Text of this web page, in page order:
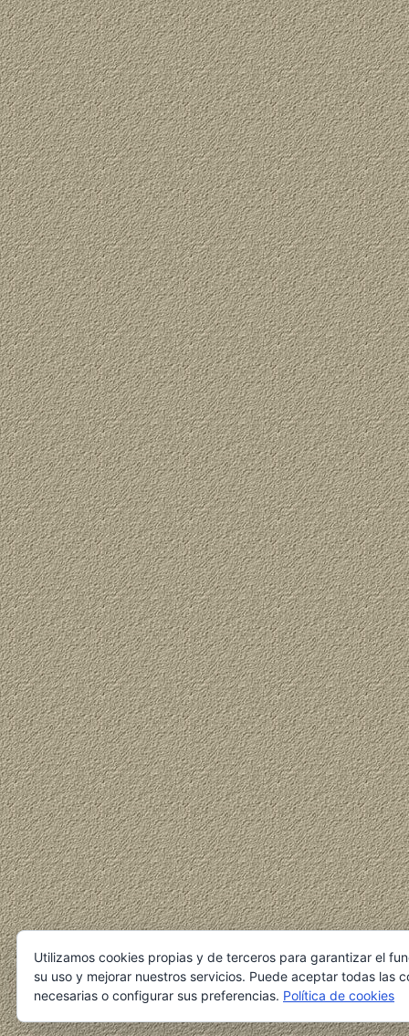
Utilizamos cookies propias y de terceros para garantizar el
su uso y mejorar nuestros servicios. Puede aceptar todas las
necesarias o configurar sus preferencias. Política de cookies